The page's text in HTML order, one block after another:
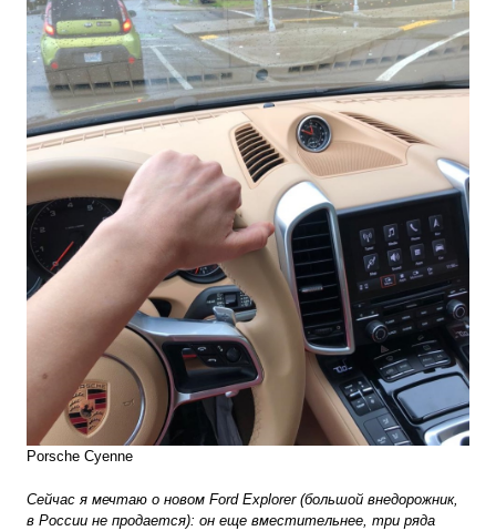
Porsche Cyenne
Сейчас я мечтаю о новом Ford Explorer (большой внедорожник,
в России не продается): он еще вместительнее, три ряда